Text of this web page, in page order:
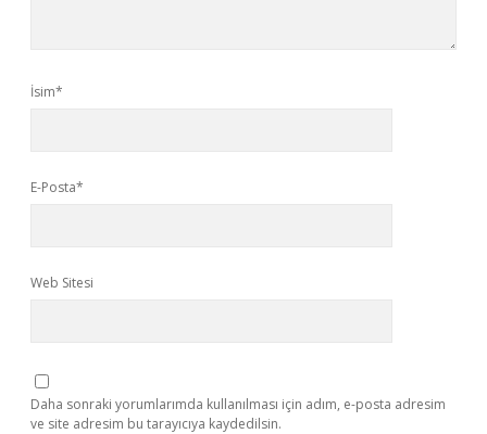
İsim*
E-Posta*
Web Sitesi
Daha sonraki yorumlarımda kullanılması için adım, e-posta adresim
ve site adresim bu tarayıcıya kaydedilsin.